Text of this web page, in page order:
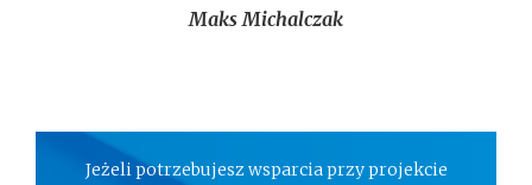
Maks Michalczak
Jeżeli potrzebujesz wsparcia przy projekcie